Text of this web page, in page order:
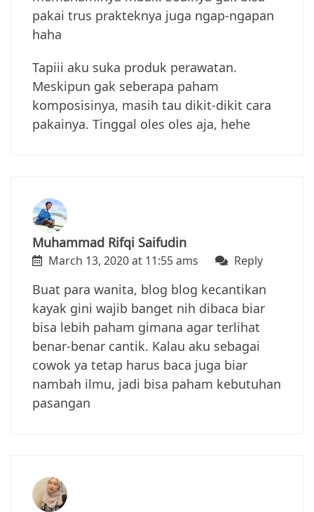
pakai trus prakteknya juga ngap-ngapan
haha
Tapiii aku suka produk perawatan.
Meskipun gak seberapa paham
komposisinya, masih tau dikit-dikit cara
pakainya. Tinggal oles oles aja, hehe
Muhammad Rifqi Saifudin
March 13, 2020 at 11:55 ams Reply
Buat para wanita, blog blog kecantikan
kayak gini wajib banget nih dibaca biar
bisa lebih paham gimana agar terlihat
benar-benar cantik. Kalau aku sebagai
cowok ya tetap harus baca juga biar
nambah ilmu, jadi bisa paham kebutuhan
pasangan